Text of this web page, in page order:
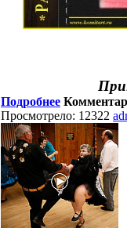
Подробнее
Просмотрело: 12322